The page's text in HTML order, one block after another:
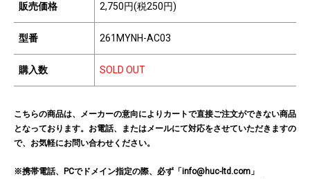
販売価格 2,750円(税250円)
型番 261MYNH-AC03
購入数 SOLD OUT
こちらの商品は、メーカーの意向によりカートで直接ご注文ができない商品
となっております。お電話、またはメールにて対応をさせていただきますの
で、お気軽にお問い合わせください。
※携帯電話、PCでドメイン指定の際、必ず「info@huc-ltd.com」